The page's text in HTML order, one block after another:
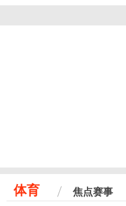
体育 焦点赛事